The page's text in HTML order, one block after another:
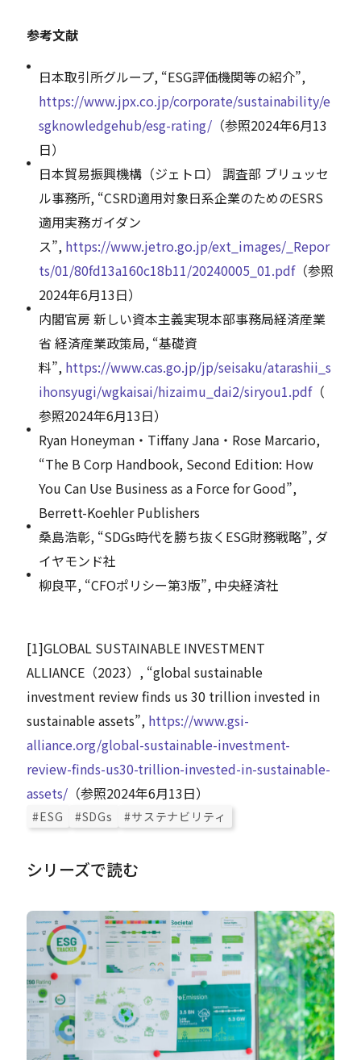
参考文献
日本取引所グループ, “ESG評価機関等の紹介”,
https://www.jpx.co.jp/corporate/sustainability/e
sgknowledgehub/esg-rating/ （参照2024年6月13
日）
日本貿易振興機構（ジェトロ） 調査部 ブリュッセ
ル事務所, “CSRD適用対象日系企業のためのESRS
適用実務ガイダン
ス”, https://www.jetro.go.jp/ext_images/_Repor
ts/01/80fd13a160c18b11/20240005_01.pdf（参照
2024年6月13日）
内閣官房 新しい資本主義実現本部事務局経済産業
省 経済産業政策局, “基礎資
料”, https://www.cas.go.jp/jp/seisaku/atarashii_s
ihonsyugi/wgkaisai/hizaimu_dai2/siryou1.pdf（
参照2024年6月13日）
Ryan Honeyman・Tiffany Jana・Rose Marcario,
“The B Corp Handbook, Second Edition: How
You Can Use Business as a Force for Good”,
Berrett-Koehler Publishers
桑島浩彰, “SDGs時代を勝ち抜くESG財務戦略”, ダ
イヤモンド社
柳良平, “CFOポリシー第3版”, 中央経済社
[1]GLOBAL SUSTAINABLE INVESTMENT
ALLIANCE（2023）, “global sustainable
investment review finds us 30 trillion invested in
sustainable assets”, https://www.gsi-
alliance.org/global-sustainable-investment-
review-finds-us30-trillion-invested-in-sustainable-
assets/ （参照2024年6月13日）
#ESG #SDGs #サステナビリティ
シリーズで読む